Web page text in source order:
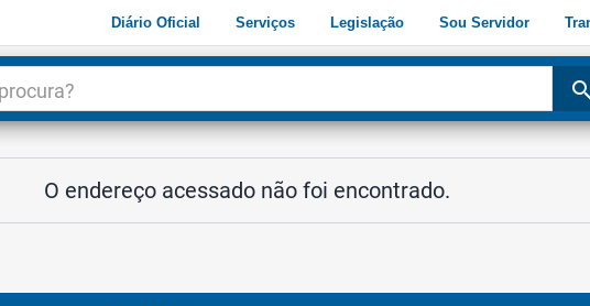
Diário Oficial Serviços Legislação Sou Servidor
search
O endereço acessado não foi encontrado.